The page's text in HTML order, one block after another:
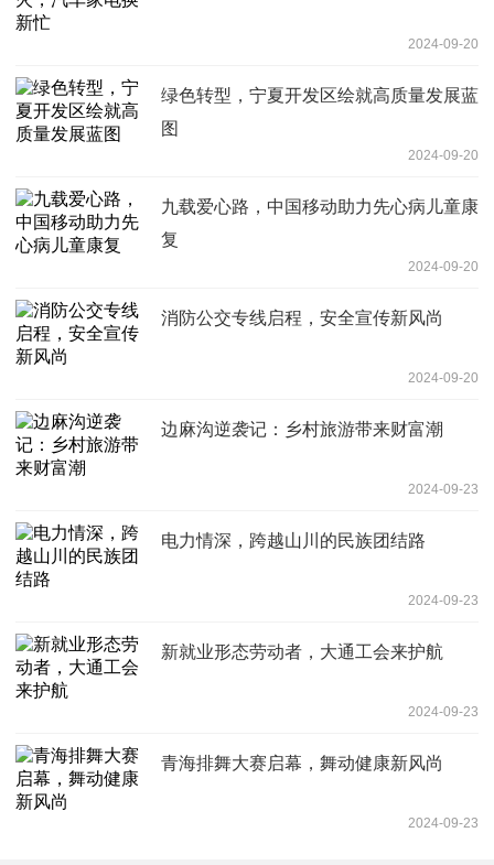
2024-09-20
绿色转型，宁夏开发区绘就高质量发展蓝
图
2024-09-20
九载爱心路，中国移动助力先心病儿童康
复
2024-09-20
消防公交专线启程，安全宣传新风尚
2024-09-20
边麻沟逆袭记：乡村旅游带来财富潮
2024-09-23
电力情深，跨越山川的民族团结路
2024-09-23
新就业形态劳动者，大通工会来护航
2024-09-23
青海排舞大赛启幕，舞动健康新风尚
2024-09-23